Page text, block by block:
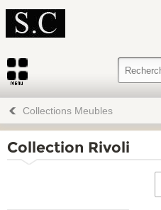
Collections Meubles
Collection Rivoli